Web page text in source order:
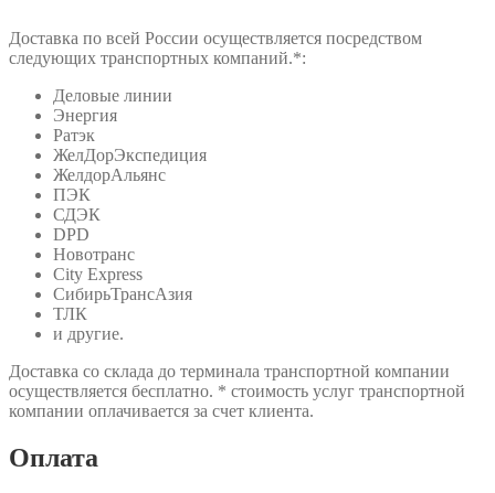
Доставка по всей России осуществляется посредством
следующих транспортных компаний.*:
Деловые линии
Энергия
Ратэк
ЖелДорЭкспедиция
ЖелдорАльянс
ПЭК
СДЭК
DPD
Новотранс
City Express
СибирьТрансАзия
ТЛК
и другие.
Доставка со склада до терминала транспортной компании
осуществляется бесплатно. * стоимость услуг транспортной
компании оплачивается за счет клиента.
Оплата